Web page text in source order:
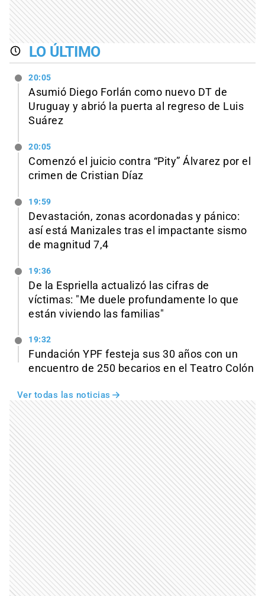
LO ÚLTIMO
20:05
Asumió Diego Forlán como nuevo DT de
Uruguay y abrió la puerta al regreso de Luis
Suárez
20:05
Comenzó el juicio contra “Pity” Álvarez por el
crimen de Cristian Díaz
19:59
Devastación, zonas acordonadas y pánico:
así está Manizales tras el impactante sismo
de magnitud 7,4
19:36
De la Espriella actualizó las cifras de
víctimas: "Me duele profundamente lo que
están viviendo las familias"
19:32
Fundación YPF festeja sus 30 años con un
encuentro de 250 becarios en el Teatro Colón
Ver todas las noticias